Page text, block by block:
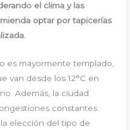
el clima y las
optar por tapicerías
es mayormente templado,
van desde los 12°C en
Además, la ciudad
constantes.
elección del tipo de